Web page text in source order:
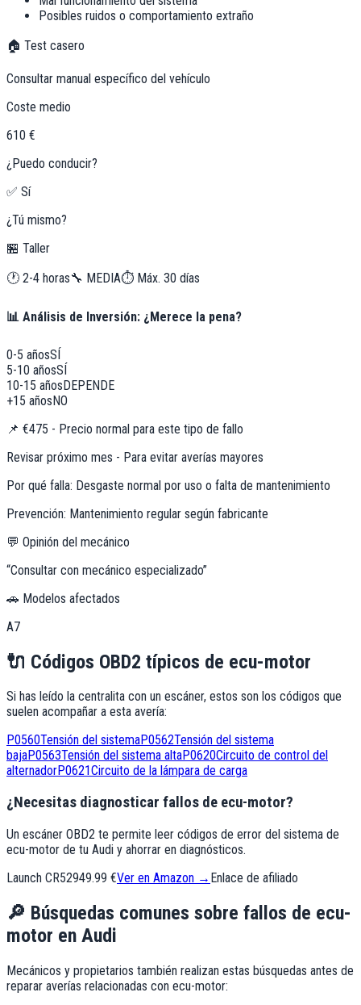
Posibles ruidos o comportamiento extraño
🏠 Test casero
Consultar manual específico del vehículo
Coste medio
610 €
¿Puedo conducir?
✅ Sí
¿Tú mismo?
🏪 Taller
🕐 2-4 horas🔧 MEDIA⏱️ Máx. 30 días
📊 Análisis de Inversión: ¿Merece la pena?
0-5 añosSÍ
5-10 añosSÍ
10-15 añosDEPENDE
+15 añosNO
📌 €475 - Precio normal para este tipo de fallo
Revisar próximo mes - Para evitar averías mayores
Por qué falla: Desgaste normal por uso o falta de mantenimiento
Prevención: Mantenimiento regular según fabricante
💬 Opinión del mecánico
“Consultar con mecánico especializado”
🚗 Modelos afectados
A7
🔌 Códigos OBD2 típicos de ecu-motor
Si has leído la centralita con un escáner, estos son los códigos que
suelen acompañar a esta avería:
P0560Tensión del sistemaP0562Tensión del sistema
bajaP0563Tensión del sistema altaP0620Circuito de control del
alternadorP0621Circuito de la lámpara de carga
¿Necesitas diagnosticar fallos de ecu-motor?
Un escáner OBD2 te permite leer códigos de error del sistema de
ecu-motor de tu Audi y ahorrar en diagnósticos.
Launch CR52949.99 €Ver en Amazon → Enlace de afiliado
🔎 Búsquedas comunes sobre fallos de ecu-
motor en Audi
Mecánicos y propietarios también realizan estas búsquedas antes de
reparar averías relacionadas con ecu-motor: